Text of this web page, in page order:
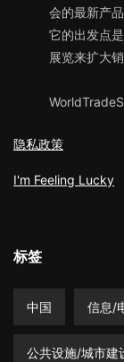
会的最新产品
它的出发点
展览来扩大
隐私政策
I'm Feeling Lucky
标签
中国 信息/
公共设施/城市建